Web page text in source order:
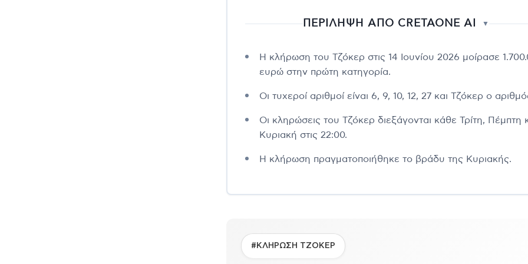
ΠΕΡΙΛΗΨΗ ΑΠΟ CRETAONE AI ▼
Η κλήρωση του Τζόκερ στις 14 Ιουνίου 2026 μοίρασε
ευρώ στην πρώτη κατηγορία.
Οι τυχεροί αριθμοί είναι 6, 9, 10, 12, 27 και Τζόκερ ο
Οι κληρώσεις του Τζόκερ διεξάγονται κάθε Τρίτη, Πέμπτη
Κυριακή στις 22:00.
Η κλήρωση πραγματοποιήθηκε το βράδυ της Κυριακής.
#ΚΛΗΡΩΣΗ ΤΖΟΚΕΡ